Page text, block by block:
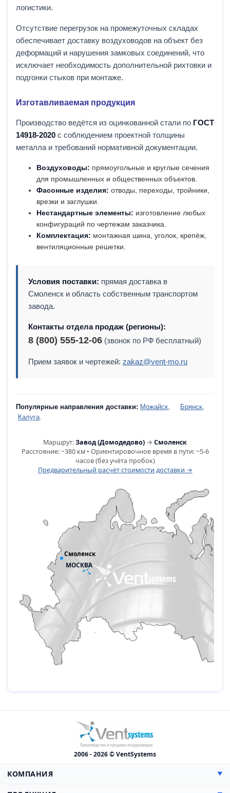
логистики.
Отсутствие перегрузок на промежуточных складах
обеспечивает доставку воздуховодов на объект без
деформаций и нарушения замковых соединений, что
исключает необходимость дополнительной рихтовки и
подгонки стыков при монтаже.
Изготавливаемая продукция
Производство ведётся из оцинкованной стали по ГОСТ
14918-2020 с соблюдением проектной толщины
металла и требований нормативной документации.
Воздуховоды: прямоугольные и круглые сечения
для промышленных и общественных объектов.
Фасонные изделия: отводы, переходы, тройники,
врезки и заглушки.
Нестандартные элементы: изготовление любых
конфигураций по чертежам заказчика.
Комплектация: монтажная шина, уголок, крепёж,
вентиляционные решетки.
Условия поставки: прямая доставка в
Смоленск и область собственным транспортом
завода.
Контакты отдела продаж (регионы):
8 (800) 555-12-06 (звонок по РФ бесплатный)
Прием заявок и чертежей: zakaz@vent-mo.ru
Популярные направления доставки: Можайск, Брянск,
Калуга.
Маршрут:Завод (Домодедово) → Смоленск
Расстояние: ~380 км • Ориентировочное время в пути: ~5-6
часов (без учёта пробок)
Предварительный расчёт стоимости доставки →
МОСКВА
Смоленск
2006 - 2026 © VentSystems
КОМПАНИЯ ▼